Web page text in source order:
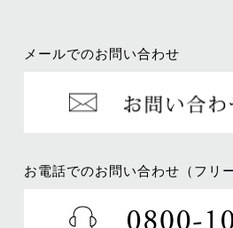
メールでのお問い合わせ
お電話でのお問い合わせ（フリ